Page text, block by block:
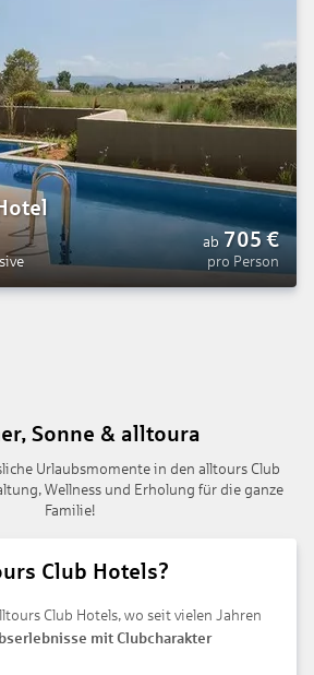
ab 705€
pro Person
Sonne & alltoura
Urlaubsmomente in den alltours Club
Wellness und Erholung für die ganze
Familie!
Club Hotels?
Club Hotels, wo seit vielen Jahren
mit Clubcharakter